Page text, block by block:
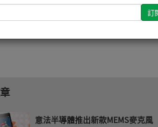
技官方網站
意法半導體推出新款MEMS麥克風
輸
您